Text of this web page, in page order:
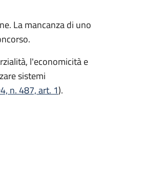
La mancanza di uno
l'economicità e
sistemi
n. 487, art. 1).